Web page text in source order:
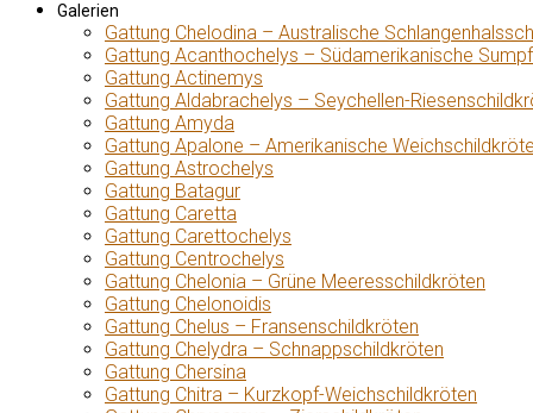
Galerien
Gattung Chelodina – Australische
Gattung Acanthochelys – Südamerikanische
Gattung Actinemys
Gattung Aldabrachelys – Seychellen-
Gattung Amyda
Gattung Apalone – Amerikanische
Gattung Astrochelys
Gattung Batagur
Gattung Caretta
Gattung Carettochelys
Gattung Centrochelys
Gattung Chelonia – Grüne Meeresschildkröten
Gattung Chelonoidis
Gattung Chelus – Fransenschildkröten
Gattung Chelydra – Schnappschildkröten
Gattung Chersina
Gattung Chitra – Kurzkopf-Weichschildkröten